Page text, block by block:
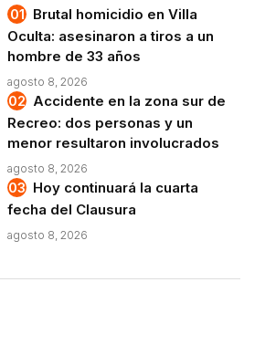
Brutal homicidio en Villa
Oculta: asesinaron a tiros a un
hombre de 33 años
agosto 8, 2026
Accidente en la zona sur de
Recreo: dos personas y un
menor resultaron involucrados
agosto 8, 2026
Hoy continuará la cuarta
fecha del Clausura
agosto 8, 2026